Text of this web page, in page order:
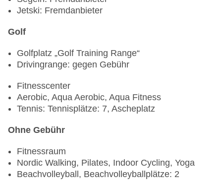
einem À-la-carte-Restaurant nach Wahl
Restaurant nach Wahl
6-8 Nächte: 1 Abendessen in jedem À-la-carte-
9+ Nächte: 5 Abendessen in einem À-la carte-
Restaurant nach Wahl
Jetski: Fremdanbieter
Golf
Golfplatz „Golf Training Range“
Drivingrange: gegen Gebühr
Fitnesscenter
Aerobic, Aqua Aerobic, Aqua Fitness
Tennis: Tennisplätze: 7, Ascheplatz
Ohne Gebühr
Fitnessraum
Nordic Walking, Pilates, Indoor Cycling, Yoga
Beachvolleyball, Beachvolleyballplätze: 2